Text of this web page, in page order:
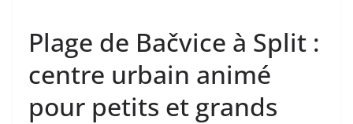
Plage de Bačvice à Split :
centre urbain animé
pour petits et grands